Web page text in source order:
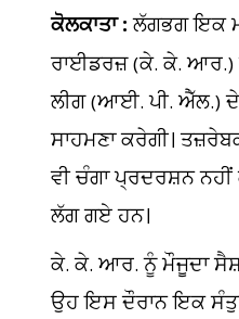
ਕੋਲਕਾਤਾ :ਲੱਗਭਗ ਇਕ
ਰਾਈਡਰਜ਼ (ਕੇ. ਕੇ. ਆਰ.)
ਲੀਗ (ਆਈ. ਪੀ. ਐੱਲ.) ਦੇ
ਸਾਹਮਣਾ ਕਰੇਗੀ।
ਵੀ ਚੰਗਾ ਪ੍ਰਦਰਸ਼ਨ
ਲੱਗ ਗਏ ਹਨ।
ਕੇ. ਕੇ. ਆਰ. ਨੂੰ ਮੌਜੂਦਾ
ਉਹ ਇਸ ਦੌਰਾਨ ਇਕ